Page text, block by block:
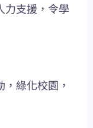
力支援，令學
綠化校園，